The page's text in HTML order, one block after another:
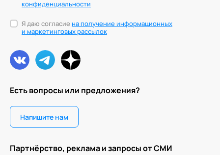
Есть вопросы или предложения?
Напишите нам
Партнёрство, реклама и запросы от СМИ
конфиденциальности
Я даю согласие на получение информационных
и маркетинговых рассылок